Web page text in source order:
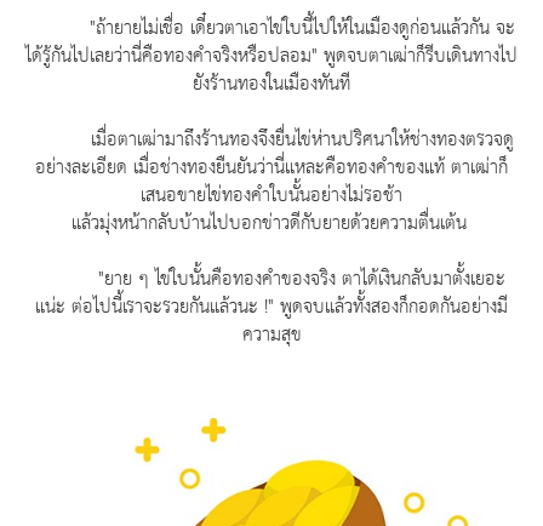
"ถ้ายายไม่เชื่อ เดี๋ยวตาเอาไข่ใบนี้ไปให้ในเมืองดูก่อนแล้วกัน จะ
ได้รู้กันไปเลยว่านี่คือทองคำจริงหรือปลอม" พูดจบตาเฒ่าก็รีบเดินทางไป
ยังร้านทองในเมืองทันที
เมื่อตาเฒ่ามาถึงร้านทองจึงยื่นไข่ห่านปริศนาให้ช่างทองตรวจดู
อย่างละเอียด เมื่อช่างทองยืนยันว่านี่แหละคือทองคำของแท้ ตาเฒ่าก็
เสนอขายไข่ทองคำใบนั้นอย่างไม่รอช้า
แล้วมุ่งหน้ากลับบ้านไปบอกข่าวดีกับยายด้วยความตื่นเต้น
"ยาย ๆ ไข่ใบนั้นคือทองคำของจริง ตาได้เงินกลับมาตั้งเยอะ
แน่ะ ต่อไปนี้เราจะรวยกันแล้วนะ !" พูดจบแล้วทั้งสองก็กอดกันอย่างมี
ความสุข